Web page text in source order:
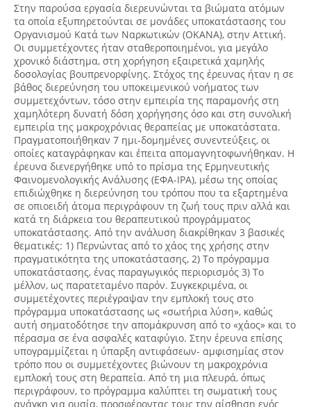
Στην παρούσα εργασία διερευνώνται τα βιώματα ατόμων
τα οποία εξυπηρετούνται σε μονάδες υποκατάστασης του
Οργανισμού Κατά των Ναρκωτικών (ΟΚΑΝΑ), στην Αττική.
Oι συμμετέχοντες ήταν σταθεροποιημένοι, για μεγάλο
χρονικό διάστημα, στη χορήγηση εξαιρετικά χαμηλής
δοσολογίας βουπρενορφίνης. Στόχος της έρευνας ήταν η σε
βάθος διερεύνηση του υποκειμενικού νοήματος των
συμμετεχόντων, τόσο στην εμπειρία της παραμονής στη
χαμηλότερη δυνατή δόση χορήγησης όσο και στη συνολική
εμπειρία της μακροχρόνιας θεραπείας με υποκατάστατα.
Πραγματοποιήθηκαν 7 ημι-δομημένες συνεντεύξεις, οι
οποίες καταγράφηκαν και έπειτα απομαγνητοφωνήθηκαν. Η
έρευνα διενεργήθηκε υπό το πρίσμα της Ερμηνευτικής
Φαινομενολογικής Ανάλυσης (ΕΦΑ-IPA), μέσω της οποίας
επιδιώχθηκε η διερεύνηση του τρόπου που τα εξαρτημένα
σε οπιοειδή άτομα περιγράφουν τη ζωή τους πριν αλλά και
κατά τη διάρκεια του θεραπευτικού προγράμματος
υποκατάστασης. Από την ανάλυση διακρίθηκαν 3 βασικές
θεματικές: 1) Περνώντας από το χάος της χρήσης στην
πραγματικότητα της υποκατάστασης, 2) Το πρόγραμμα
υποκατάστασης, ένας παραγωγικός περιορισμός 3) Το
μέλλον, ως παρατεταμένο παρόν. Συγκεκριμένα, οι
συμμετέχοντες περιέγραψαν την εμπλοκή τους στο
πρόγραμμα υποκατάστασης ως «σωτήρια λύση», καθώς
αυτή σηματοδότησε την απομάκρυνση από το «χάος» και το
πέρασμα σε ένα ασφαλές καταφύγιο. Στην έρευνα επίσης
υπογραμμίζεται η ύπαρξη αντιφάσεων- αμφισημίας στον
τρόπο που οι συμμετέχοντες βιώνουν τη μακροχρόνια
εμπλοκή τους στη θεραπεία. Από τη μια πλευρά, όπως
περιγράφουν, το πρόγραμμα καλύπτει τη σωματική τους
ανάγκη για ουσία, προσφέροντας τους την αίσθηση ενός